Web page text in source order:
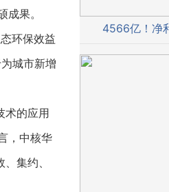
果。
环保效益
城市新增
术的应用
，中核华
集约、
4566亿！净